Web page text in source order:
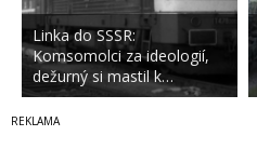
Linka do SSSR:
Komsomolci za ideologií,
dežurný si mastil k…